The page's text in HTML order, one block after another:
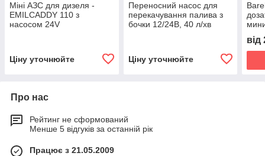
Міні АЗС для дизеля -
EMILCADDY 110 з
насосом 24V
Ціну уточнюйте
Переносний насос для
перекачування палива з
бочки 12/24В, 40 л/хв
Ціну уточнюйте
від
Про нас
Рейтинг не сформований
Менше 5 відгуків за останній рік
Працює з 21.05.2009